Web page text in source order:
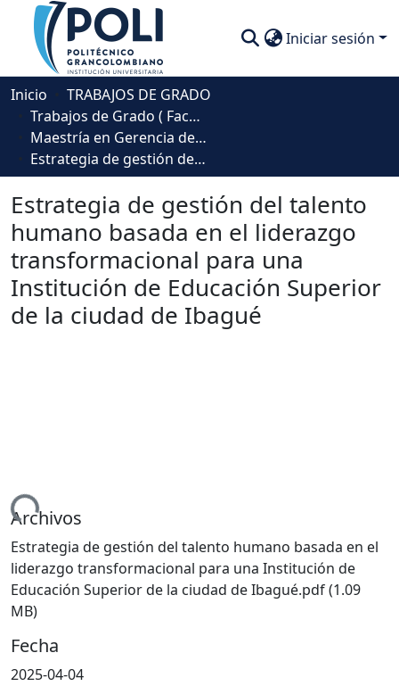
Iniciar sesión
Comunidades
Descubre
Estadísticas
Inicio
TRABAJOS DE GRADO
Trabajos de Grado ( Facultad de Sociedad, Cultura y Creatividad)
Maestría en Gerencia del Talento Humano
Estrategia de gestión del talento humano basada en el liderazgo transformacional para una Institución de Educación Superior de la ciudad de Ibagué
Estrategia de gestión del talento
humano basada en el liderazgo
transformacional para una
Institución de Educación Superior
de la ciudad de Ibagué
Archivos
Estrategia de gestión del talento humano basada en el
liderazgo transformacional para una Institución de
Educación Superior de la ciudad de Ibagué.pdf(1.09
MB)
Fecha
2025-04-04